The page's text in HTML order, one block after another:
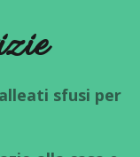
sfusi per